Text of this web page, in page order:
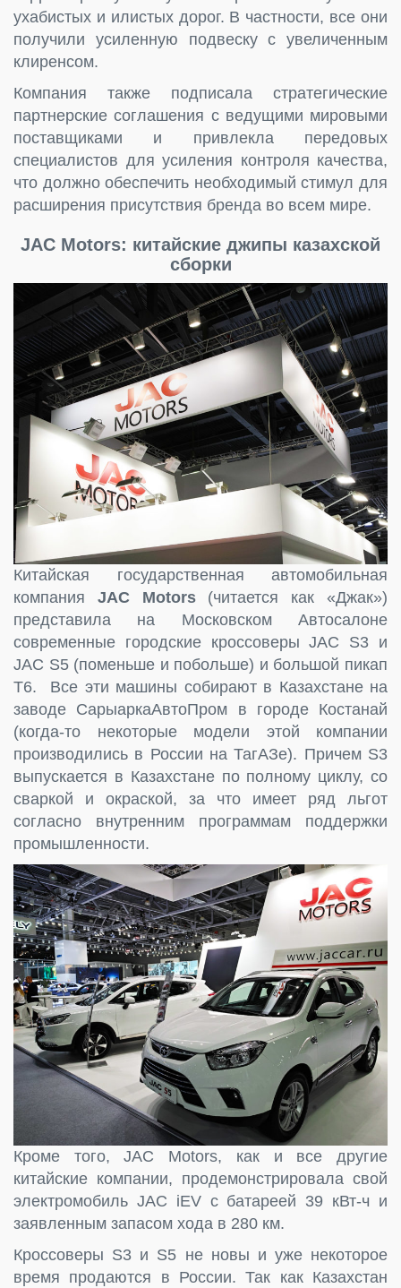
ухабистых и илистых дорог. В частности, все они
получили усиленную подвеску с увеличенным
клиренсом.
Компания также подписала стратегические
партнерские соглашения с ведущими мировыми
поставщиками и привлекла передовых
специалистов для усиления контроля качества,
что должно обеспечить необходимый стимул для
расширения присутствия бренда во всем мире.
JAC Motors: китайские джипы казахской
сборки
Китайская государственная автомобильная
компания JAC Motors(читается как «Джак»)
представила на Московском Автосалоне
современные городские кроссоверы JAC S3 и
JAC S5 (поменьше и побольше) и большой пикап
T6. Все эти машины собирают в Казахстане на
заводе СарыаркаАвтоПром в городе Костанай
(когда-то некоторые модели этой компании
производились в России на ТагАЗе). Причем S3
выпускается в Казахстане по полному циклу, со
сваркой и окраской, за что имеет ряд льгот
согласно внутренним программам поддержки
промышленности.
Кроме того, JAC Motors, как и все другие
китайские компании, продемонстрировала свой
электромобиль JAC iEV с батареей 39 кВт-ч и
заявленным запасом хода в 280 км.
Кроссоверы S3 и S5 не новы и уже некоторое
время продаются в России. Так как Казахстан